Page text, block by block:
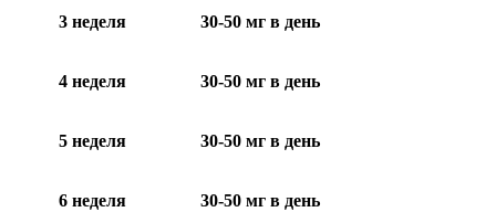
3 неделя 30-50 мг в день
4 неделя 30-50 мг в день
5 неделя 30-50 мг в день
6 неделя 30-50 мг в день